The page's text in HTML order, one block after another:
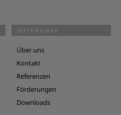
SEITENLINKS
Über uns
Kontakt
Referenzen
Förderungen
Downloads